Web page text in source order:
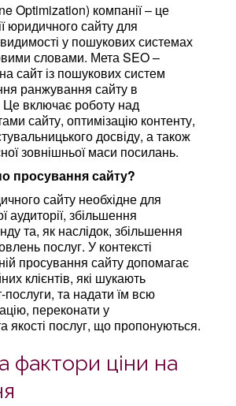
Optimization) компанії – це
юридичного сайту для
у пошукових системах
словами. Мета SEO –
сайт із пошукових систем
ранжування сайту в
Це включає роботу над
сайту, оптимізацію контенту,
досвіду, а також
зовнішньої маси посилань.
просування сайту?
сайту необхідне для
аудиторії, збільшення
та, як наслідок, збільшення
послуг. У контексті
просування сайту допомагає
клієнтів, які шукають
послуги, та надати їм всю
переконати у
якості послуг, що пропонуються.
фактори ціни на